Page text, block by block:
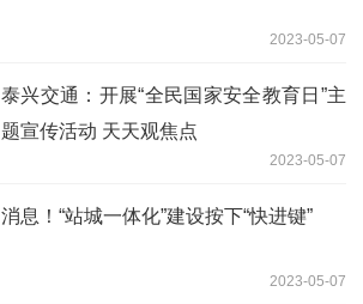
2023-05-07
泰兴交通：开展“全民国家安全教育日”主
题宣传活动 天天观焦点
2023-05-07
消息！“站城一体化”建设按下“快进键”
2023-05-07